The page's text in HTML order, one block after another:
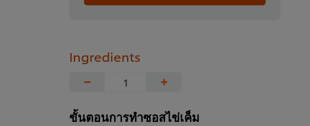
Ingredients
−
+
ขั้นตอนการทำซอสไข่เค็ม